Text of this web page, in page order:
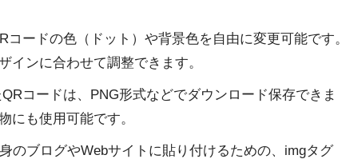
コードの色（ドット）や背景色を自由に変更可能です。
インに合わせて調整できます。
コードは、PNG形式などでダウンロード保存できま
にも使用可能です。
のブログやWebサイトに貼り付けるための、imgタグ